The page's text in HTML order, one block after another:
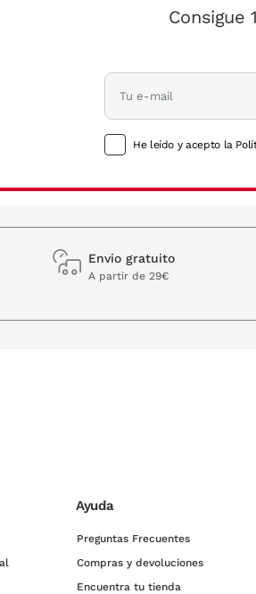
Consigue
He leído y acepto la
Envio gratuito
A partir de 29€
Ayuda
Preguntas Frecuentes
Compras y devoluciones
Encuentra tu tienda